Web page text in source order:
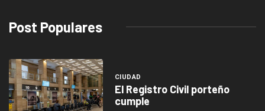
Post Populares
CIUDAD
El Registro Civil porteño
cumple